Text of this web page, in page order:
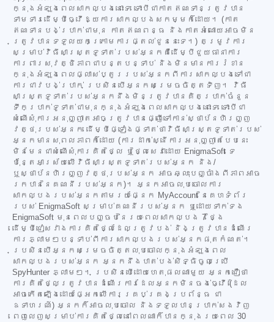
ក្នុងអំឡុងពេលសាកល្បងនោះទេ ទោះបីជាកាតឥណទានត្រូវបាន
ទាមទារដើម្បីធ្វើឱ្យការសាកល្បងសកម្មក៏ដោយ។ (កាត
ឥណទានបង់ប្រាក់ជាមុន កាតឥណពន្ធ និងកាតអំណោយអាចមិន
ត្រូវបានទទួលយកក្រោមការផ្តល់ជូននេះទេ។) តម្រូវការ
សម្រាប់វិធីសាស្ត្រទូទាត់របស់អ្នកគឺដើម្បីជួយធានាការ
ការពារសុវត្ថិភាពជាបន្តបន្ទាប់ និងមិនមានការរំខាន
ក្នុងអំឡុងពេលផ្លាស់ប្តូររបស់អ្នកពីការសាកល្បងទៅជា
ការជាវបង់ប្រាក់ ប្រសិនបើអ្នកសម្រេចចិត្តទិញ។ វិធី
សាស្ត្រទូទាត់របស់អ្នកនឹងមិនត្រូវបានគិតប្រាក់ចំនួន
ទឹកប្រាក់ទូទាត់ជាមុនក្នុងអំឡុងពេលសាកល្បងនោះទេ ទោះបីជា
សំណើសុំការអនុញ្ញាតអាចត្រូវបានផ្ញើទៅកាន់ស្ថាប័នហិរញ្ញ
វត្ថុរបស់អ្នក ដើម្បីផ្ទៀងផ្ទាត់ថាវិធីសាស្ត្រទូទាត់របស់
អ្នកមានសុពលភាពក៏ដោយ (ការដាក់ស្នើការអនុញ្ញាតបែបនេះ
មិនមែនជាសំណើសុំការគិតថ្លៃ ឬថ្លៃសេវាដោយ EnigmaSoft ទេ
ប៉ុន្តែអាស្រ័យលើវិធីសាស្ត្រទូទាត់របស់អ្នក និង/
ឬស្ថាប័នហិរញ្ញវត្ថុរបស់អ្នក អាចឆ្លុះបញ្ចាំងពីភាពអាច
រកបាននៃគណនីរបស់អ្នក)។ អ្នកអាចលុបចោលការ
សាកល្បងរបស់អ្នកតាមរយៈផ្នែក MyAccount នៃគេហទំព័រ
របស់ EnigmaSoft សម្រាប់គណនីរបស់អ្នក ឬដោយទាក់ទង
EnigmaSoft មុនពេលបញ្ចប់នៃរយៈពេលសាកល្បង 7 ថ្ងៃ
ដើម្បីជៀសវាងការគិតថ្លៃដែលត្រូវបង់ និងត្រូវបានដំណើរ
ការភ្លាមៗបន្ទាប់ពីការសាកល្បងរបស់អ្នកផុតកំណត់។
ប្រសិនបើអ្នកសម្រេចចិត្តលុបចោលក្នុងអំឡុងពេល
សាកល្បងរបស់អ្នក អ្នកនឹងបាត់បង់សិទ្ធិចូលប្រើ
SpyHunter ភ្លាមៗ។ ប្រសិនបើដោយហេតុផលណាមួយ អ្នកជឿថា
ការគិតថ្លៃត្រូវបានដំណើរការដែលអ្នកមិនចង់ធ្វើ (ដែល
អាចកើតឡើងដោយផ្អែកលើការគ្រប់គ្រងប្រព័ន្ធ ជា
ឧទាហរណ៍) អ្នកក៏អាចលុបចោល និងទទួលបានប្រាក់សងវិញ
ពេញលេញសម្រាប់ការគិតថ្លៃនៅពេលណាក៏បានក្នុងរយៈពេល 30